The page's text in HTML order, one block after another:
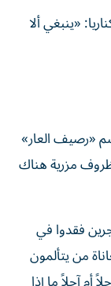
«ينبغي ألا
«رصيف العار»
مزرية هناك
فقدوا في
من يتألمون